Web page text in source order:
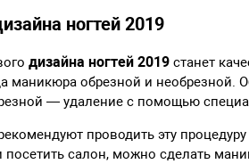
ногтей 2019
дизайна ногтей 2019 станет
маникюра обрезной и необрезной.
— удаление с помощью
проводить эту
посетить салон, можно сделать